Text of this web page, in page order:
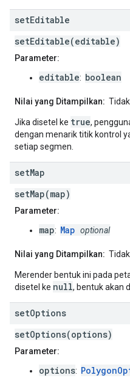
setEditable
setEditable(editable)
Parameter:
editable: boolean
Nilai yang Ditampilkan:
Jika disetel ke true,
dengan menarik titik kontrol
setiap segmen.
setMap
setMap(map)
Parameter:
map: Map optional
Nilai yang Ditampilkan:
Merender bentuk ini pada
disetel ke null, bentuk akan
setOptions
setOptions(options)
Parameter:
options: